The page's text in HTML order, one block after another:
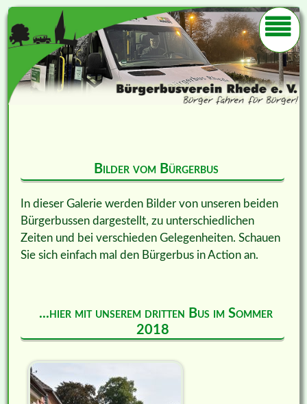
Bilder vom Bürgerbus
In dieser Galerie werden Bilder von unseren beiden
Bürgerbussen dargestellt, zu unterschiedlichen
Zeiten und bei verschieden Gelegenheiten. Schauen
Sie sich einfach mal den Bürgerbus in Action an.
...hier mit unserem dritten Bus im Sommer
2018